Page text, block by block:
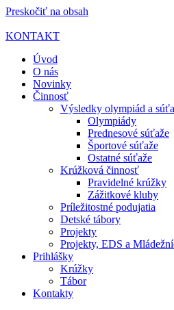
Preskočiť na obsah
KONTAKT
Úvod
O nás
Novinky
Činnosť
Výsledky olympiád a
Olympiády
Prednesové súťaže
Športové súťaže
Ostatné súťaže
Krúžková činnosť
Pravidelné krúžky
Zážitkové kluby
Príležitostné podujatia
Detské tábory
Projekty
Projekty, EDS a
Prihlášky
Krúžky
Tábor
Kontakty